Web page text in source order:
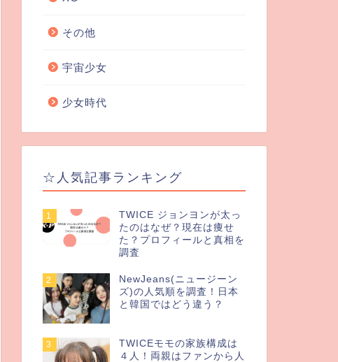
その他
宇宙少女
少女時代
☆人気記事ランキング
1
TWICE ジョンヨンが太っ
たのはなぜ？現在は痩せ
た？プロフィールと真相を
調査
2
NewJeans(ニュージーン
ズ)の人気順を調査！日本
と韓国ではどう違う？
3
TWICEモモの家族構成は
４人！両親はファンから人